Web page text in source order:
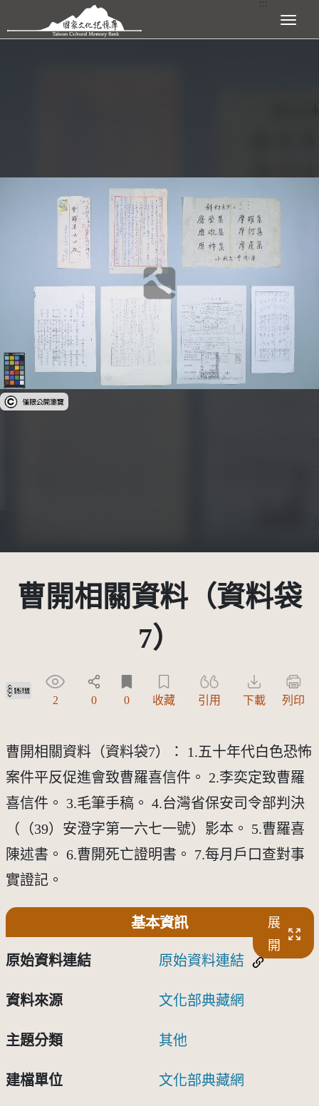
跳到主要內容區塊 展開選單
受著作權法保護-僅限於本平台有限度公開瀏覽
曹開相關資料（資料袋
7）
受著作權法保護-僅限於本平台有限度公開瀏覽
2 0 0 收藏 引用 下載 列印
曹開相關資料（資料袋7）： 1.五十年代白色恐怖
案件平反促進會致曹羅喜信件。 2.李奕定致曹羅
喜信件。 3.毛筆手稿。 4.台灣省保安司令部判決
（（39）安澄字第一六七一號）影本。 5.曹羅喜
陳述書。 6.曹開死亡證明書。 7.每月戶口查對事
實證記。
基本資訊
展
開
原始資料連結 原始資料連結
資料來源 文化部典藏網
主題分類 其他
建檔單位 文化部典藏網